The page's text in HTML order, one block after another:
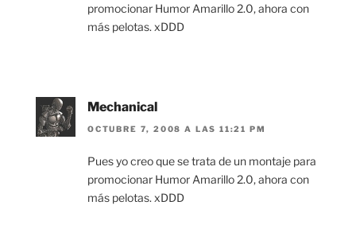
promocionar Humor Amarillo 2.0, ahora con
más pelotas. xDDD
Mechanical
OCTUBRE 7, 2008 A LAS 11:21 PM
Pues yo creo que se trata de un montaje para
promocionar Humor Amarillo 2.0, ahora con
más pelotas. xDDD